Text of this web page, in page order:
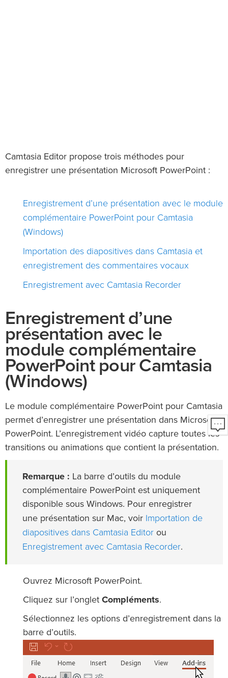
Camtasia Editor propose trois méthodes pour
enregistrer une présentation Microsoft PowerPoint :
Enregistrement d’une présentation avec le module
complémentaire PowerPoint pour Camtasia
(Windows)
Importation des diapositives dans Camtasia et
enregistrement des commentaires vocaux
Enregistrement avec Camtasia Recorder
Enregistrement d’une
présentation avec le
module complémentaire
PowerPoint pour Camtasia
(Windows)
Le module complémentaire PowerPoint pour Camtasia
permet d’enregistrer une présentation dans Microsoft
PowerPoint. L’enregistrement vidéo capture toutes les
transitions ou animations que contient la présentation.
Remarque : La barre d’outils du module
complémentaire PowerPoint est uniquement
disponible sous Windows. Pour enregistrer
une présentation sur Mac, voir Importation de
diapositives dans Camtasia Editor ou
Enregistrement avec Camtasia Recorder.
Ouvrez Microsoft PowerPoint.
Cliquez sur l’onglet Compléments.
Sélectionnez les options d’enregistrement dans la
barre d’outils.